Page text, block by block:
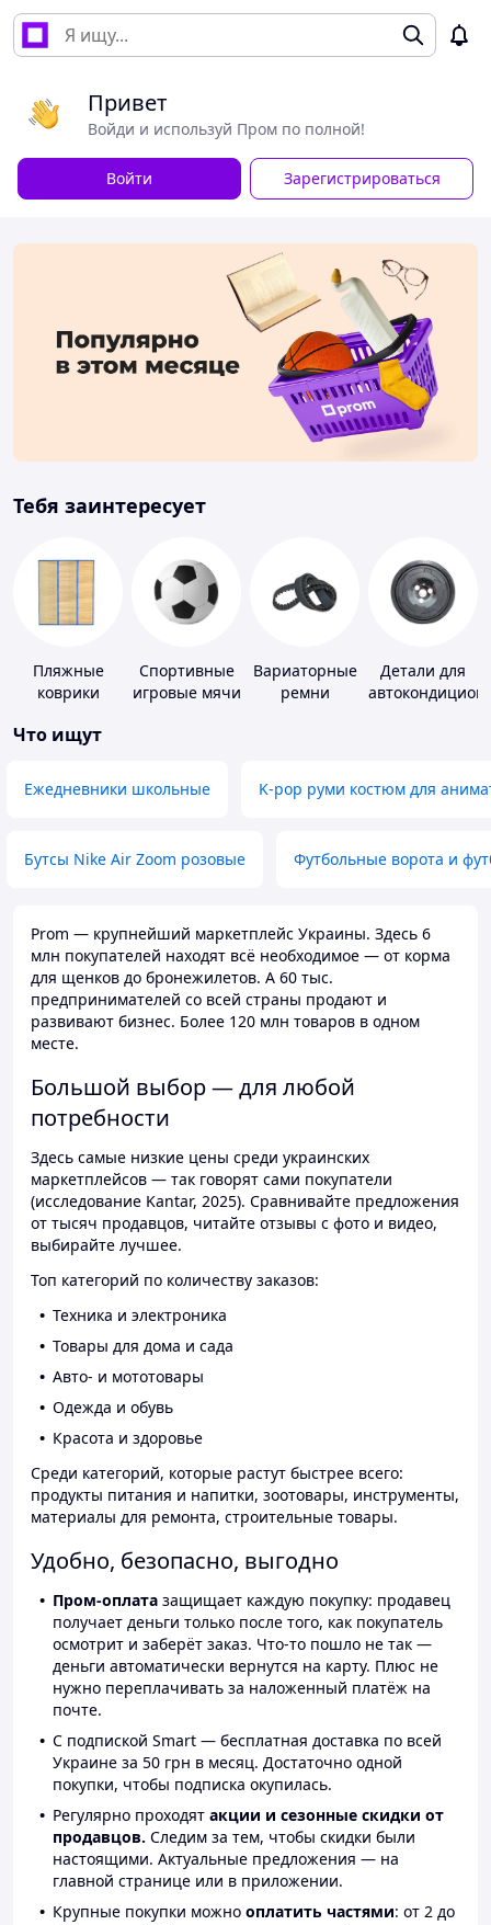
Привет
Войди и используй Пром по полной!
Войти Зарегистрироваться
Тебя заинтересует
Пляжные
коврики
Спортивные
игровые мячи
Вариаторные
ремни
Детали для
Что ищут
Ежедневники школьные K-pop руми костюм для
Бутсы Nike Air Zoom розовые Футбольные ворота и
Prom — крупнейший маркетплейс Украины. Здесь 6
млн покупателей находят всё необходимое — от корма
для щенков до бронежилетов. А 60 тыс.
предпринимателей со всей страны продают и
развивают бизнес. Более 120 млн товаров в одном
месте.
Большой выбор — для любой
потребности
Здесь самые низкие цены среди украинских
маркетплейсов — так говорят сами покупатели
(исследование Kantar, 2025). Сравнивайте предложения
от тысяч продавцов, читайте отзывы с фото и видео,
выбирайте лучшее.
Топ категорий по количеству заказов:
Техника и электроника
Товары для дома и сада
Авто- и мототовары
Одежда и обувь
Красота и здоровье
Среди категорий, которые растут быстрее всего:
продукты питания и напитки, зоотовары, инструменты,
материалы для ремонта, строительные товары.
Удобно, безопасно, выгодно
Пром-оплата защищает каждую покупку: продавец
получает деньги только после того, как покупатель
осмотрит и заберёт заказ. Что-то пошло не так —
деньги автоматически вернутся на карту. Плюс не
нужно переплачивать за наложенный платёж на
почте.
С подпиской Smart — бесплатная доставка по всей
Украине за 50 грн в месяц. Достаточно одной
покупки, чтобы подписка окупилась.
Регулярно проходят акции и сезонные скидки от
продавцов. Следим за тем, чтобы скидки были
настоящими. Актуальные предложения — на
главной странице или в приложении.
Крупные покупки можно оплатить частями: от 2 до